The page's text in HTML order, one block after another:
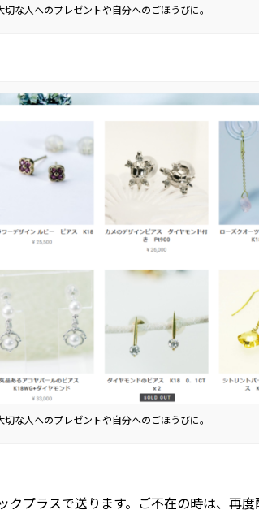
切な人へのプレゼントや自分へのごほうびに。
切な人へのプレゼントや自分へのごほうびに。
プラスで送ります。ご不在の時は、再